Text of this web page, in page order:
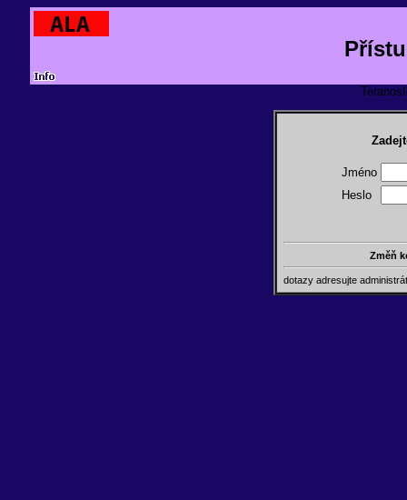
Jméno
Heslo
Změň
dotazy adresujte